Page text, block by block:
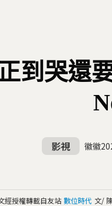
到哭還
影視 徽徽
經授權轉載自友站 數位時代 文/